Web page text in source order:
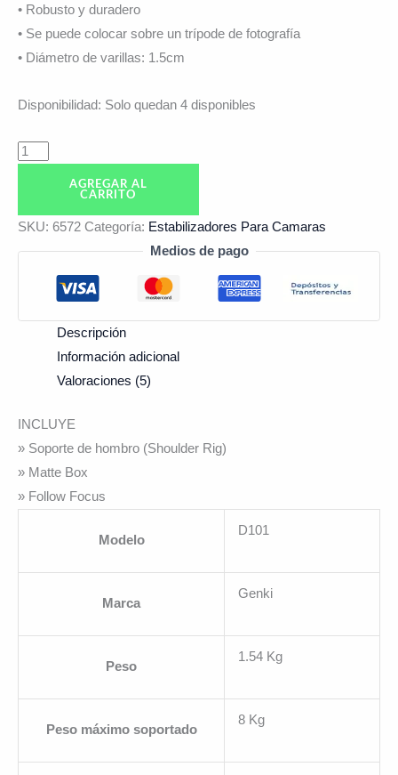
• Robusto y duradero
• Se puede colocar sobre un trípode de fotografía
• Diámetro de varillas: 1.5cm
Disponibilidad: Solo quedan 4 disponibles
AGREGAR AL
CARRITO
SKU: 6572 Categoría: Estabilizadores Para Camaras
Medios de pago
Descripción
Información adicional
Valoraciones (5)
INCLUYE
» Soporte de hombro (Shoulder Rig)
» Matte Box
» Follow Focus
Modelo
D101
Marca
Genki
Peso
1.54 Kg
Peso máximo soportado
8 Kg